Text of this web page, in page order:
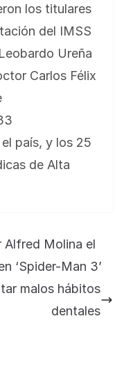
los titulares
del IMSS
Ureña
Carlos Félix
país, y los 25
de Alta
Alfred Molina el
‘Spider-Man 3’
malos hábitos
dentales